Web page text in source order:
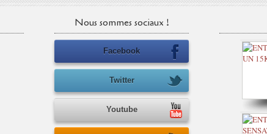
Nous sommes sociaux !
Facebook
Twitter
Youtube